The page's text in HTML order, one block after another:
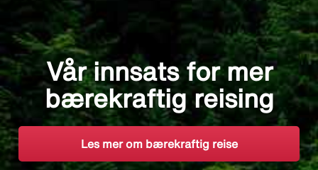
Vår innsats for mer
bærekraftig reising
Les mer om bærekraftig reise